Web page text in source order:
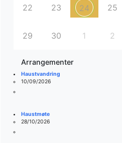
22 23 24 25
29 30 1 2
Arrangementer
Haustvandring
10/09/2026
Haustmøte
28/10/2026